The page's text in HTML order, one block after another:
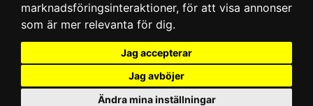
marknadsföringsinteraktioner, för att visa annonser
som är mer relevanta för dig.
Jag accepterar
Jag avböjer
Ändra mina inställningar